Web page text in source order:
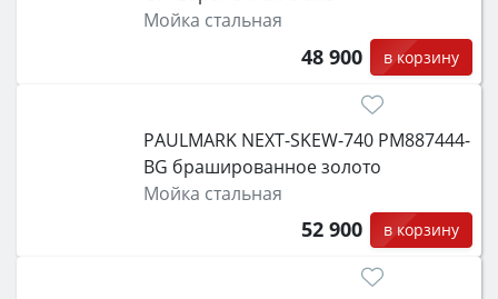
Мойка стальная
48 900 в корзину
PAULMARK NEXT-SKEW-740 PM887444-
BG брашированное золото
Мойка стальная
52 900 в корзину